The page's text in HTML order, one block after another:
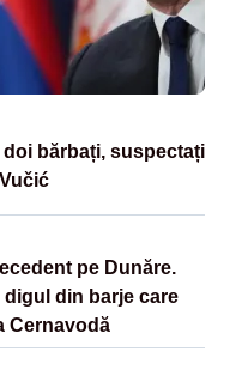
bărbați, suspectați
pe Dunăre.
din barje care
Cernavodă